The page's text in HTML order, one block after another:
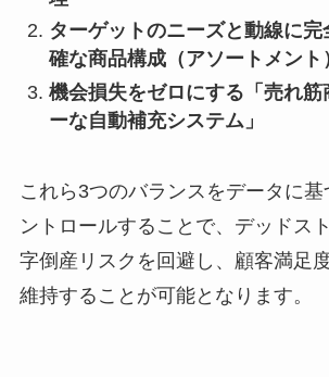
ターゲットのニーズと動線に
確な商品構成（アソートメント
機会損失をゼロにする「売れ筋
ーな自動補充システム」
これら3つのバランスをデータに基
ントロールすることで、デッドス
字倒産リスクを回避し、顧客満足
維持することが可能となります。